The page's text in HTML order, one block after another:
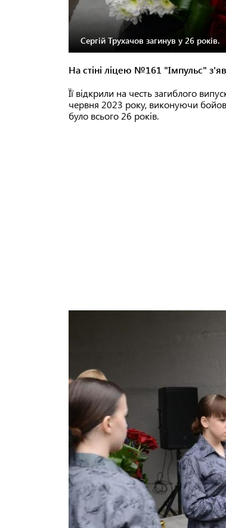
Сергій Трухачов загинув у 26 років.
На стіні ліцею №161 "Імпульс"
Її відкрили на честь загиблого
червня 2023 року, виконуючи
було всього 26 років.